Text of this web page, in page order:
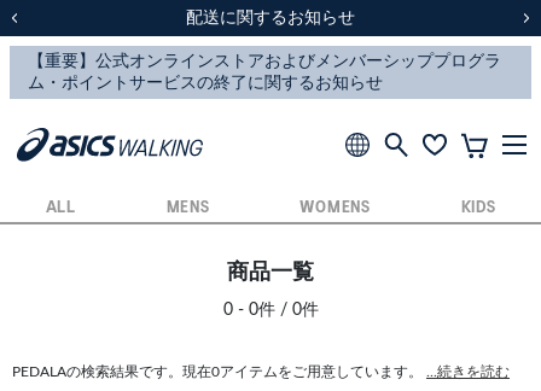
スクスク（SUKU2）価格改定のお知らせ
配送に関するお知らせ
スクスク（SUKU2）価格改定のお知らせ
配送に関するお知らせ
ALL MENS WOMENS KIDS
商品一覧
0 - 0件 / 0件
PEDALAの検索結果です。現在0アイテムをご用意しています。 ...続きを読む